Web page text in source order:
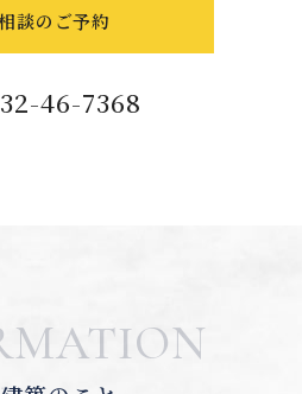
談のご予約
46-7368